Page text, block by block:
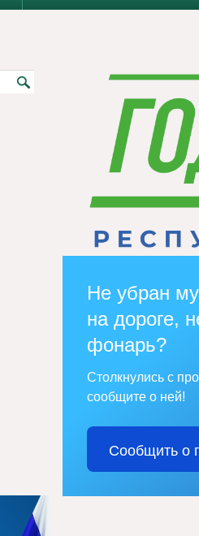
Не убран
на дороге,
фонарь?
Столкнулись с
сообщите о ней!
Сообщить о